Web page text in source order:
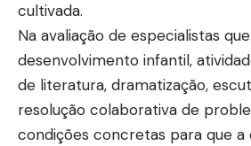
cultivada.
Na avaliação de especialistas
desenvolvimento infantil,
de literatura, dramatização,
resolução colaborativa de
condições concretas para que a